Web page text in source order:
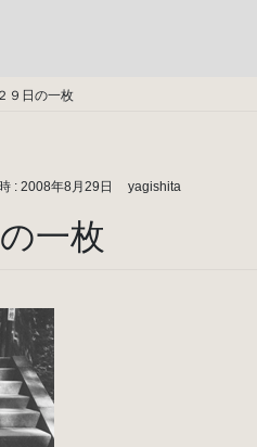
９日の一枚
: 2008年8月29日 yagishita
一枚